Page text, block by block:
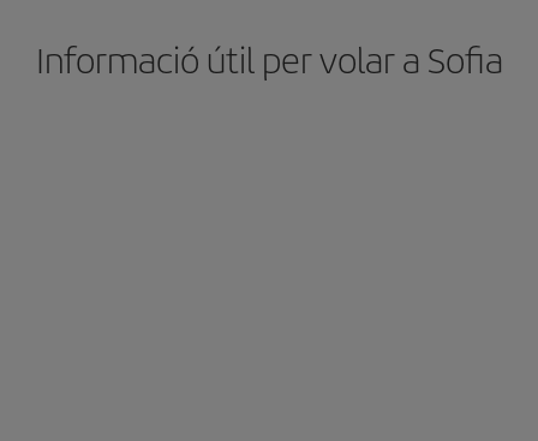
Informació útil per volar a Sofia